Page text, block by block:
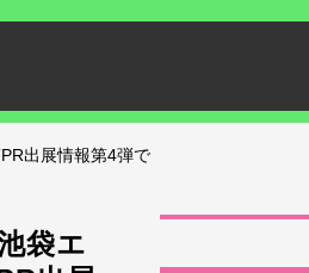
出展情報第4弾で
袋エ